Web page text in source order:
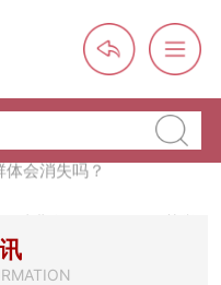
训及认定班开班通知
会消失吗？
季度报（白酒、啤酒、葡萄
）